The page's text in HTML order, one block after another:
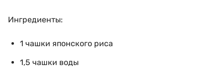
Ингредиенты:
1 чашки японского риса
1,5 чашки воды